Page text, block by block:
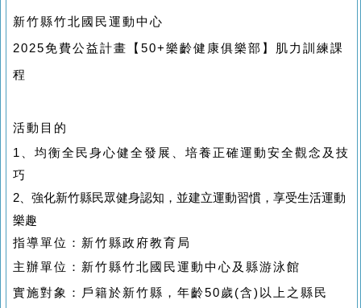
新竹縣竹北國民運動中心
2025免費公益計畫【50+樂齡健康俱樂部】肌力訓練課
程
活動目的
1、均衡全民身心健全發展、培養正確運動安全觀念及技
巧
2、強化新竹縣民眾健身認知，並建立運動習慣，享受生活運動
樂趣
指導單位：新竹縣政府教育局
主辦單位：新竹縣竹北國民運動中心及縣游泳館
實施對象：戶籍於新竹縣，年齡50歲(含)以上之縣民